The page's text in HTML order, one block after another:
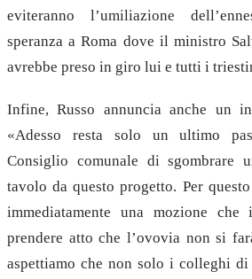
eviteranno l’umiliazione
speranza a Roma dove il ministro
avrebbe preso in giro lui e tutti i
Infine, Russo annuncia anche un
«Adesso resta solo un ultimo
Consiglio comunale di sgombrare
tavolo da questo progetto. Per
immediatamente una mozione
prendere atto che l’ovovia non si
aspettiamo che non solo i colleghi